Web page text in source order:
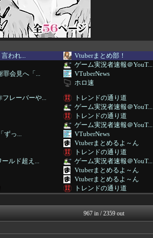
われ...
Vtuberまとめ部！
ゲーム実況者速報＠YouT...
罪会見へ「...
VTuberNews
ホロ速
フレーバーや...
トレンドの通り道
ゲーム実況者速報＠YouT...
トレンドの通り道
ゲーム実況者速報＠YouT...
ずっ...
VTuberNews
Vtuberまとめるよ～ん
トレンドの通り道
ルド超え...
ゲーム実況者速報＠YouT...
Vtuberまとめるよ～ん
Vtuberまとめるよ～ん
トレンドの通り道
わせをもら...
VTuberNews
Vtuberまとめるよ～ん
い戦いを...
ゲーム実況者速報＠YouT...
967 in / 2359 out